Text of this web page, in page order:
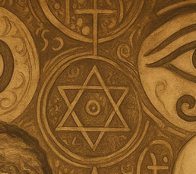
¿Qué es el Cerebro de Boltzmann? El Cerebro
de Boltzmann es una idea que mezcla física,
filosofía y un toque de ciencia ficción...